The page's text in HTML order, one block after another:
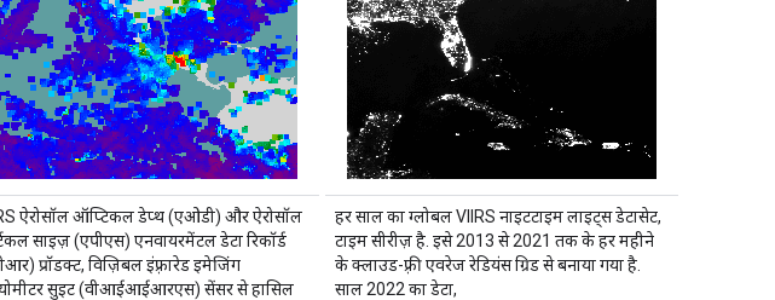
ऐरोसॉल ऑप्टिकल डेप्थ (एओडी) और ऐरोसॉल
साइज़ (एपीएस) एनवायरमेंटल डेटा रिकॉर्ड
प्रॉडक्ट, विज़िबल इंफ़्रारेड इमेजिंग
सुइट (वीआईआईआरएस) सेंसर से हासिल
हर साल का ग्लोबल VIIRS नाइटटाइम लाइट्स डेटासेट,
टाइम सीरीज़ है. इसे 2013 से 2021 तक के हर महीने
के क्लाउड-फ़्री एवरेज रेडियंस ग्रिड से बनाया गया है.
साल 2022 का डेटा,